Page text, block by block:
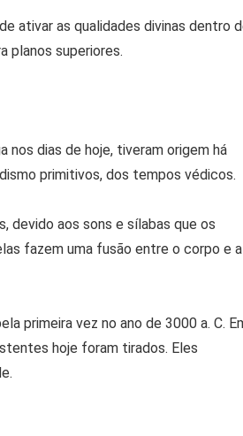
ativar as qualidades divinas dentro
planos superiores.
nos dias de hoje, tiveram origem há
primitivos, dos tempos védicos.
devido aos sons e sílabas que os
fazem uma fusão entre o corpo e a
primeira vez no ano de 3000 a. C.
hoje foram tirados. Eles